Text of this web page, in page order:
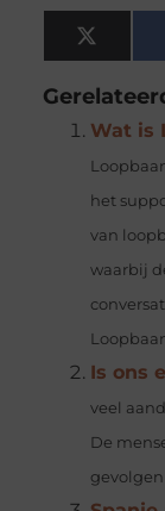
X
Wat is
het
van
waarbij
Is ons
veel
De